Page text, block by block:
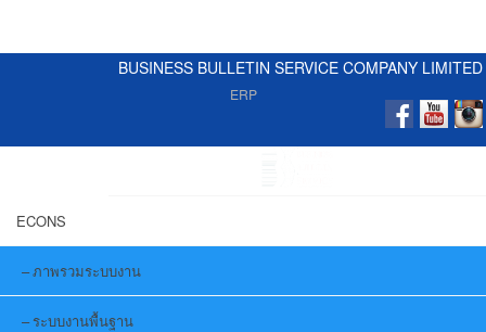
BUSINESS BULLETIN SERVICE COMPANY LIMITED
ERP
ECONS
ภาพรวมระบบงาน
ระบบงานพื้นฐาน